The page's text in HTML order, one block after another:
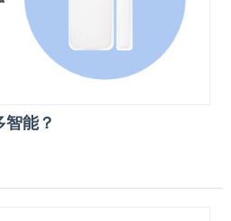
能？